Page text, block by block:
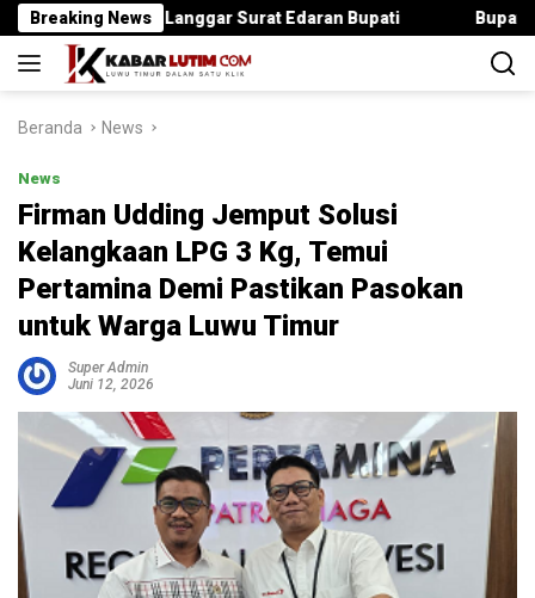
Langsung
ke
konten
Breaking News
Jika Langgar Surat Edaran Bupati Bupati Irwan
Beranda News
News
Firman Udding Jemput Solusi
Kelangkaan LPG 3 Kg, Temui
Pertamina Demi Pastikan Pasokan
untuk Warga Luwu Timur
Super Admin
Juni 12, 2026